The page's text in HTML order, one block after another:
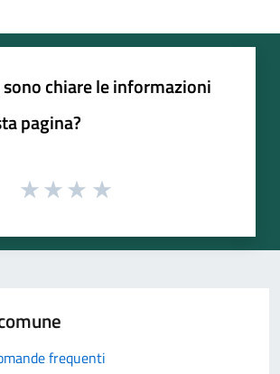
chiare le informazioni
pagina?
frequenti